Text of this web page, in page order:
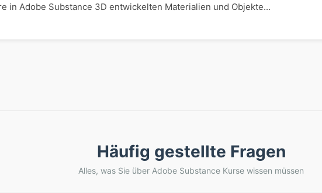
in Adobe Substance 3D entwickelten Materialien und Objekte...
Häufig gestellte Fragen
Alles, was Sie über Adobe Substance Kurse wissen müssen